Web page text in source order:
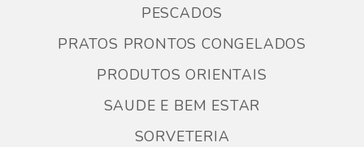
PESCADOS
PRATOS PRONTOS CONGELADOS
PRODUTOS ORIENTAIS
SAUDE E BEM ESTAR
SORVETERIA